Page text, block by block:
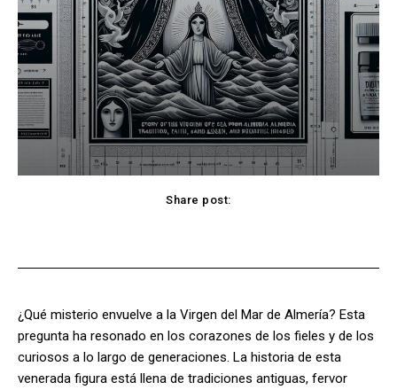
Share post:
¿Qué misterio envuelve a la Virgen del Mar de Almería? Esta
pregunta ha resonado en los corazones de los fieles y de los
curiosos a lo largo de generaciones. La historia de esta
venerada figura está llena de tradiciones antiguas, fervor